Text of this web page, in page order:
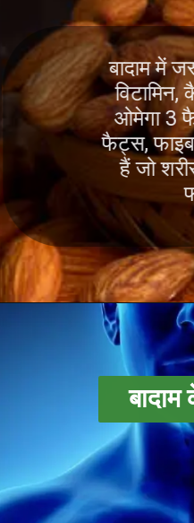
बादाम में जरूरी
विटामिन,
ओमेगा 3 फैटी
फैट्स, फाइबर्स
हैं जो शरीर